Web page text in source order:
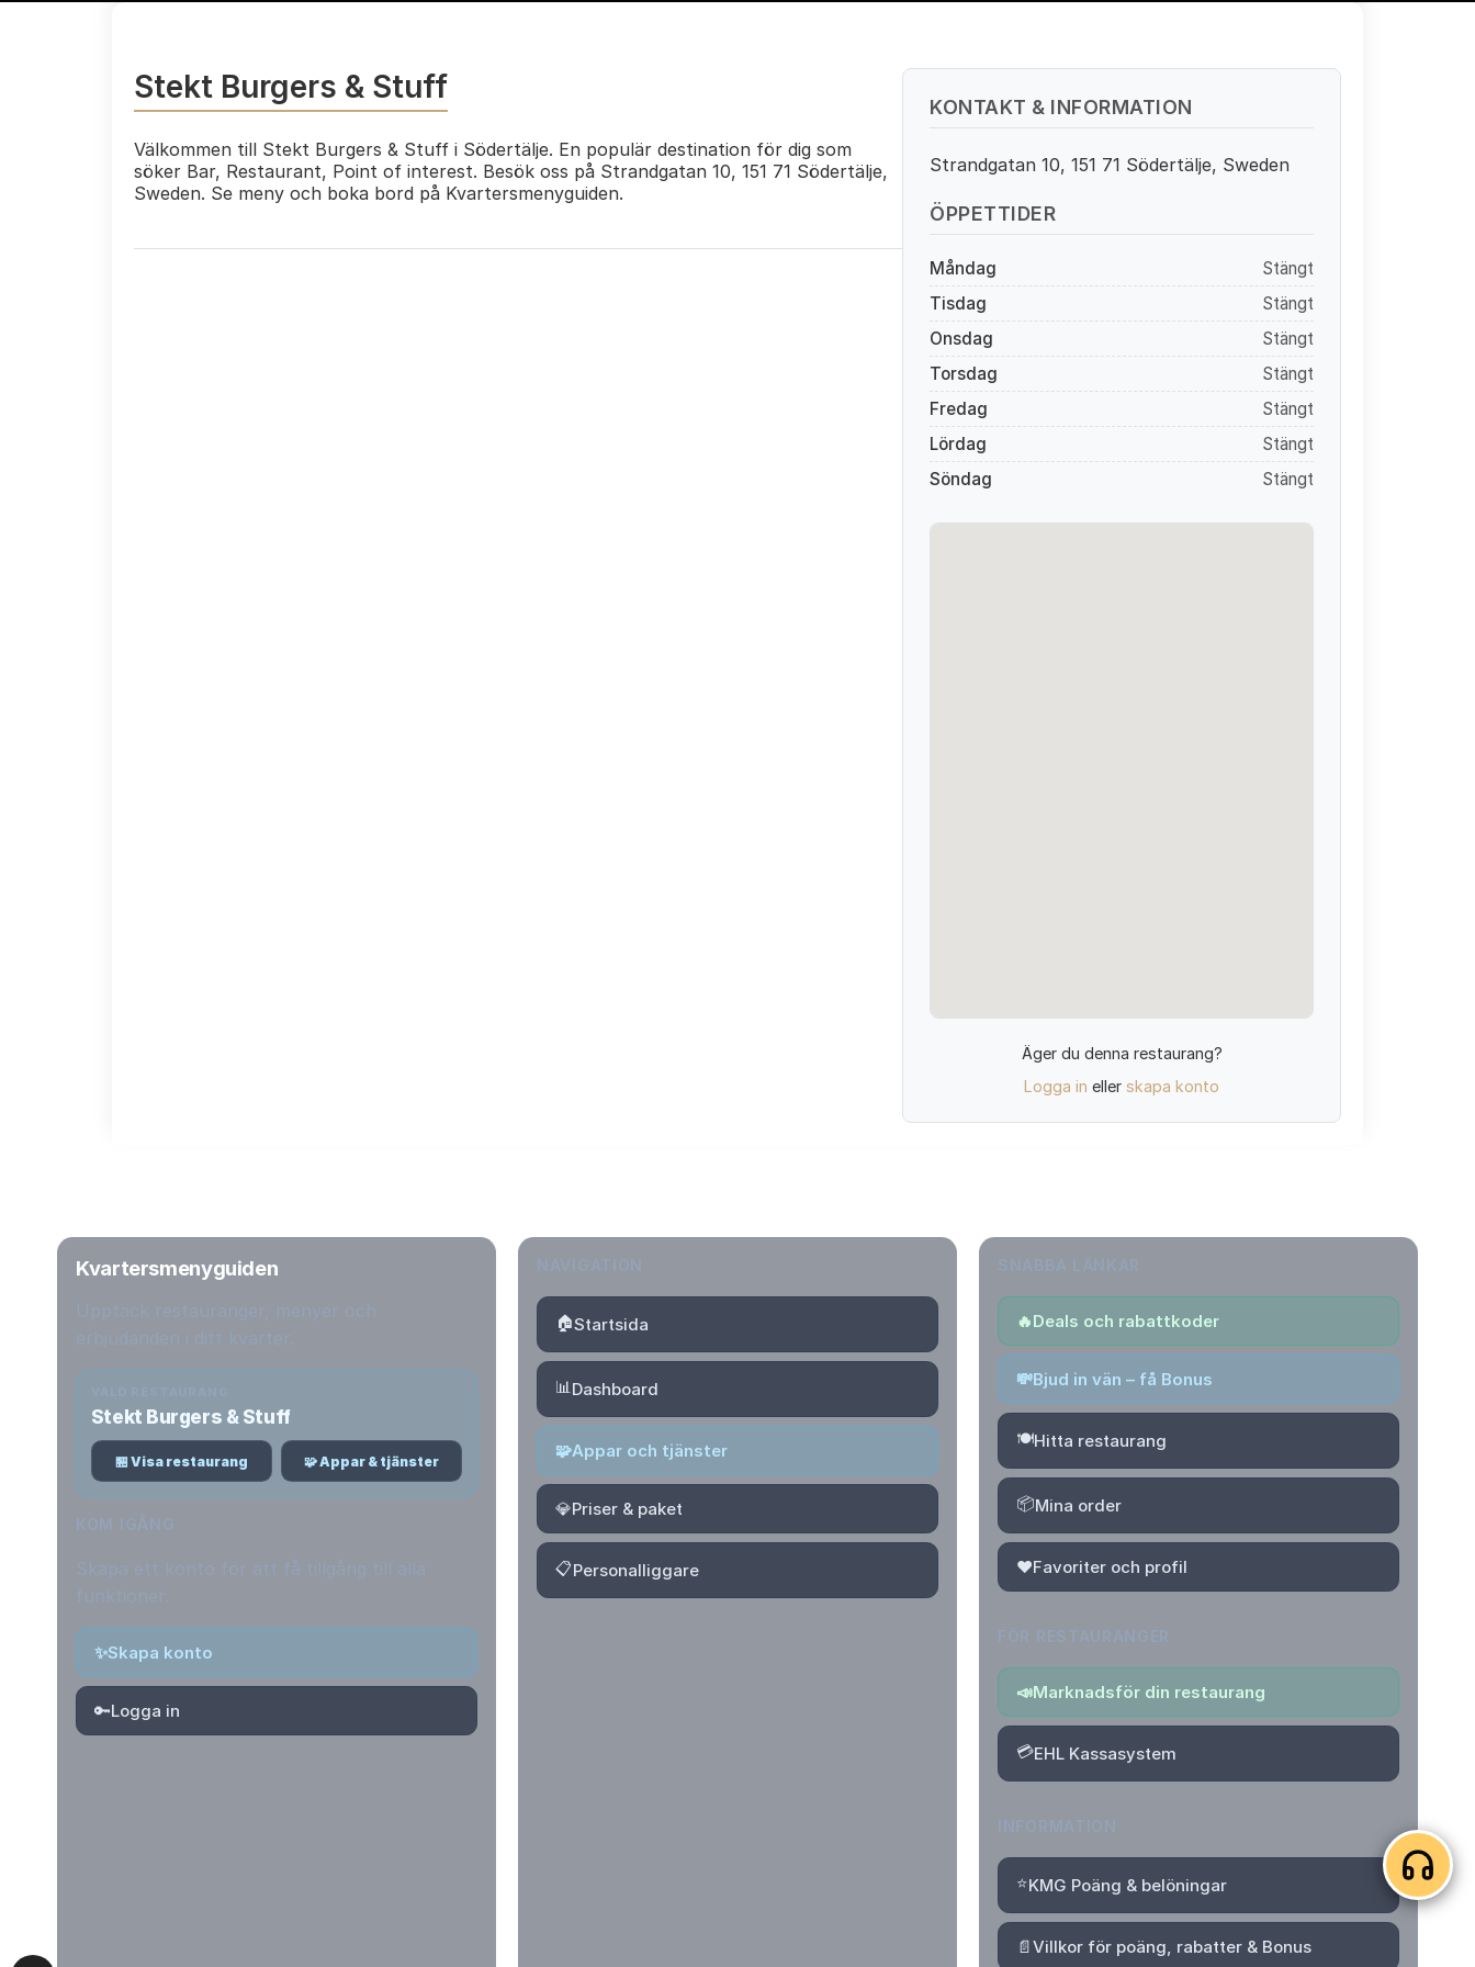
Stekt Burgers & Stuff
Välkommen till Stekt Burgers & Stuff i Södertälje. En populär destination för dig som
söker Bar, Restaurant, Point of interest. Besök oss på Strandgatan 10, 151 71 Södertälje,
Sweden. Se meny och boka bord på Kvartersmenyguiden.
KONTAKT & INFORMATION
Strandgatan 10, 151 71 Södertälje, Sweden
ÖPPETTIDER
Måndag
Stängt
Tisdag
Stängt
Onsdag
Stängt
Torsdag
Stängt
Fredag
Stängt
Lördag
Stängt
Söndag
Stängt
Äger du denna restaurang?
Logga in eller skapa konto
Kvartersmenyguiden
Stekt Burgers & Stuff
🏪 Visa restaurang 🧩 Appar & tjänster
✨Skapa konto
🔑Logga in
🏠Startsida
📊Dashboard
🧩Appar och tjänster
💎Priser & paket
📋Personalliggare
🔥Deals och rabattkoder
💸Bjud in vän – få Bonus
🍽️Hitta restaurang
📦Mina order
❤️Favoriter och profil
📣Marknadsför din restaurang
💳EHL Kassasystem
⭐KMG Poäng & belöningar
📄Villkor för poäng, rabatter & Bonus